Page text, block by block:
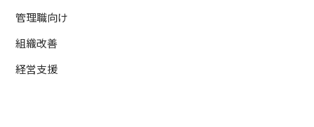
管理職向け
組織改善
経営支援